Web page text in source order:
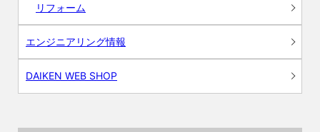
リフォーム
エンジニアリング情報
DAIKEN WEB SHOP